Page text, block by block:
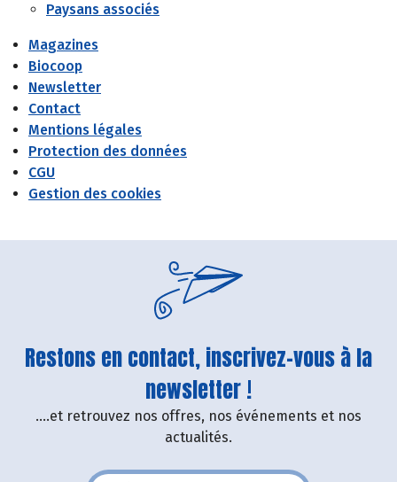
Paysans associés
Magazines
Biocoop
Newsletter
Contact
Mentions légales
Protection des données
CGU
Gestion des cookies
Restons en contact, inscrivez-vous à la
newsletter !
....et retrouvez nos offres, nos événements et nos
actualités.